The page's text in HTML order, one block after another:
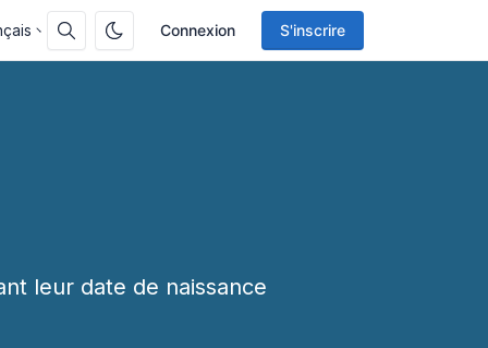
Connexion S'inscrire
leur date de naissance